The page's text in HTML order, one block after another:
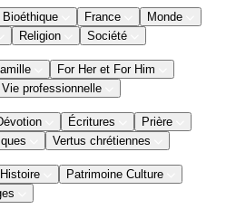
Bioéthique France
Monde
Religion Société
For Her et For Him
Vie professionnelle
Écritures
Prière
Vertus chrétiennes
Histoire
Patrimoine Culture